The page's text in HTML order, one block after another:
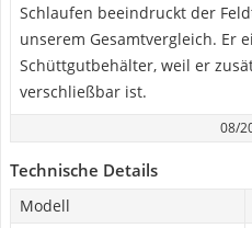
Schlaufen beeindruckt der
unserem Gesamtvergleich. Er
Schüttgutbehälter, weil er
verschließbar ist.
08/
Technische Details
Modell